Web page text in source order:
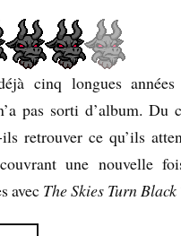
cinq longues
pas sorti d’album. Du
retrouver ce qu’ils
une nouvelle
avec The Skies Turn Black